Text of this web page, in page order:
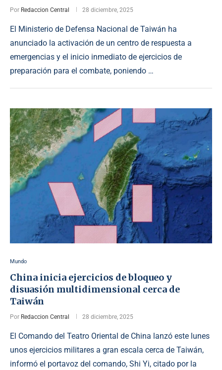
Por Redaccion Central 28 diciembre, 2025
El Ministerio de Defensa Nacional de Taiwán ha
anunciado la activación de un centro de respuesta a
emergencias y el inicio inmediato de ejercicios de
preparación para el combate, poniendo …
Mundo
China inicia ejercicios de bloqueo y
disuasión multidimensional cerca de
Taiwán
Por Redaccion Central 28 diciembre, 2025
El Comando del Teatro Oriental de China lanzó este lunes
unos ejercicios militares a gran escala cerca de Taiwán,
informó el portavoz del comando, Shi Yi, citado por la